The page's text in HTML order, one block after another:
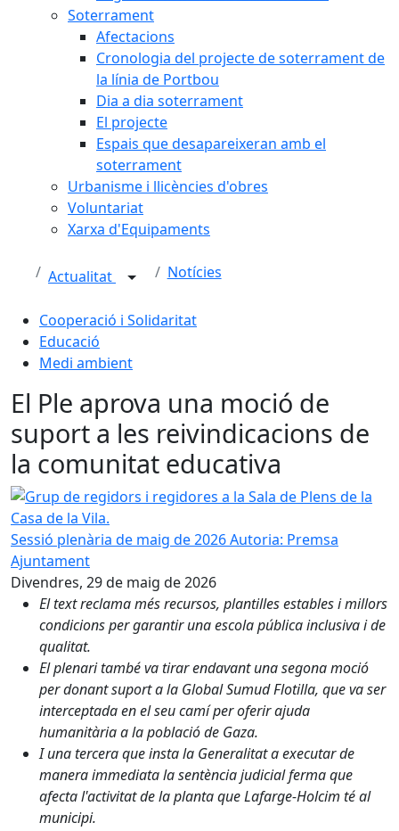
Soterrament
Afectacions
Cronologia del projecte de soterrament de
la línia de Portbou
Dia a dia soterrament
El projecte
Espais que desapareixeran amb el
soterrament
Urbanisme i llicències d'obres
Voluntariat
Xarxa d'Equipaments
Actualitat Notícies
Cooperació i Solidaritat
Educació
Medi ambient
El Ple aprova una moció de
suport a les reivindicacions de
la comunitat educativa
Grup de regidors i regidores a la Sala de Plens de la Casa
Sessió plenària de maig de 2026Autoria: Premsa
Ajuntament
Divendres, 29 de maig de 2026
El text reclama més recursos, plantilles estables i millors
condicions per garantir una escola pública inclusiva i de
qualitat.
El plenari també va tirar endavant una segona moció
per donant suport a la Global Sumud Flotilla, que va ser
interceptada en el seu camí per oferir ajuda
humanitària a la població de Gaza.
I una tercera que insta la Generalitat a executar de
manera immediata la sentència judicial ferma que
afecta l'activitat de la planta que Lafarge-Holcim té al
municipi.